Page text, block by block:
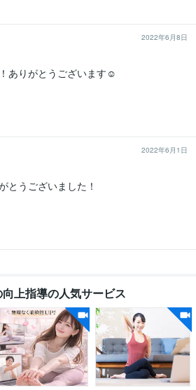
2022年6月8日
ありがとうございます☺︎
2022年6月1日
とうございました！
上指導の人気サービス